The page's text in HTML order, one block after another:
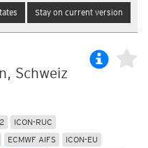
Stay on current version
Schweiz
ICON-RUC
ECMWF AIFS
ICON-EU